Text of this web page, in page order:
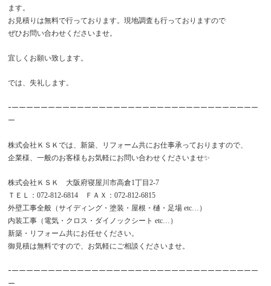
ます。
お見積りは無料で行っております。現地調査も行っておりますので
ぜひお問い合わせくださいませ。
宜しくお願い致します。
では、失礼します。
ｰーーーーーーーーーーーーーーーーーーーーーーーーーーーーーーーーーー
ー
株式会社ＫＳＫでは、新築、リフォーム共にお仕事承っておりますので、
企業様、一般のお客様もお気軽にお問い合わせくださいませ✨
株式会社ＫＳＫ 大阪府寝屋川市高倉1丁目2-7
ＴＥＬ：072-812-6814 ＦＡＸ：072-812-6815
外壁工事全般（サイディング・塗装・屋根・樋・足場 etc…）
内装工事（電気・クロス・ダイノックシート etc…）
新築・リフォーム共にお任せください。
御見積は無料ですので、お気軽にご相談くださいませ。
ｰーーーーーーーーーーーーーーーーーーーーーーーーーーーーーーーーーー
ー